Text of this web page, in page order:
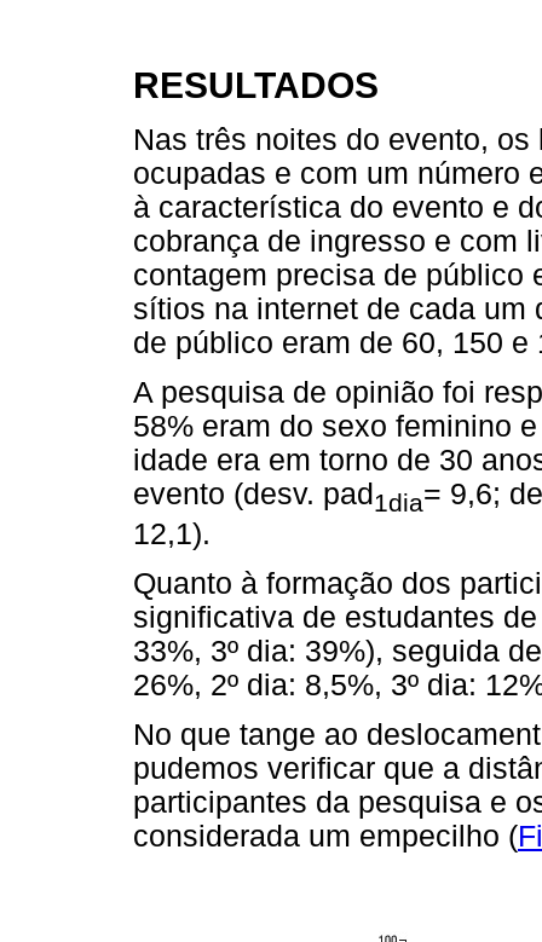
RESULTADOS
Nas três noites do evento,
ocupadas e com um número
à característica do evento e
cobrança de ingresso e com
contagem precisa de público
sítios na internet de cada um
de público eram de 60, 150
A pesquisa de opinião foi
58% eram do sexo feminino
idade era em torno de 30
evento (desv. pad1dia= 9,6;
12,1).
Quanto à formação dos
significativa de estudantes
33%, 3º dia: 39%), seguida
26%, 2º dia: 8,5%, 3º dia:
No que tange ao
pudemos verificar que a
participantes da pesquisa e
considerada um empecilho (